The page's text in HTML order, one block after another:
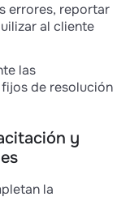
errores, reportar
al cliente
las
de resolución
y
la